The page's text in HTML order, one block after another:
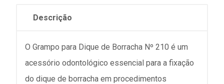
Descrição
O Grampo para Dique de Borracha Nº 210 é um
acessório odontológico essencial para a fixação
do dique de borracha em procedimentos